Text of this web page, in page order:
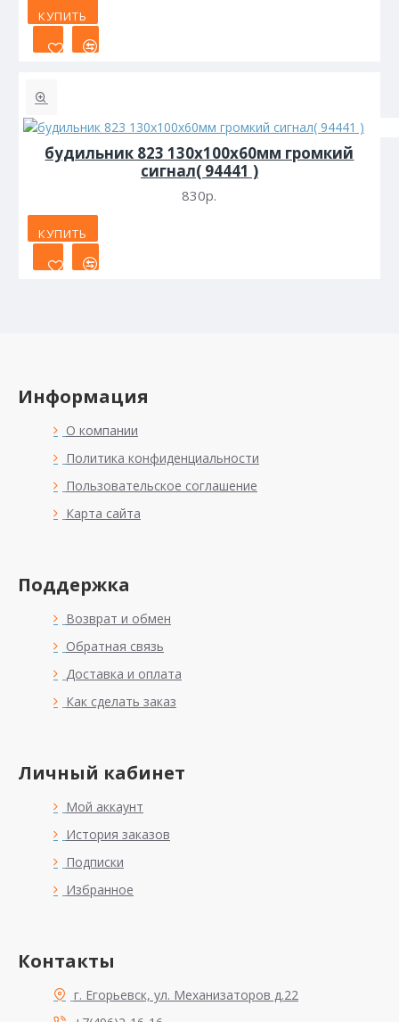
КУПИТЬ
будильник 823 130х100х60мм громкий
сигнал( 94441 )
830р.
КУПИТЬ
Информация
О компании
Политика конфиденциальности
Пользовательское соглашение
Карта сайта
Поддержка
Возврат и обмен
Обратная связь
Доставка и оплата
Как сделать заказ
Личный кабинет
Мой аккаунт
История заказов
Подписки
Избранное
Контакты
г. Егорьевск, ул. Механизаторов д.22